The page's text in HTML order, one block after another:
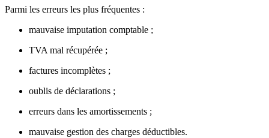
Parmi les erreurs les plus fréquentes :
mauvaise imputation comptable ;
TVA mal récupérée ;
factures incomplètes ;
oublis de déclarations ;
erreurs dans les amortissements ;
mauvaise gestion des charges déductibles.